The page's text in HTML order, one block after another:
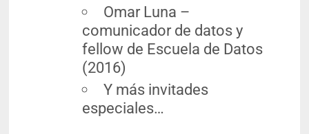
Omar Luna –
comunicador de datos y
fellow de Escuela de Datos
(2016)
Y más invitades
especiales…